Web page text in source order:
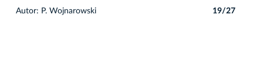
Autor: P. Wojnarowski 19/27